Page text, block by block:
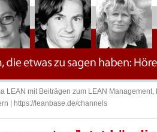
LEAN mit Beiträgen zum LEAN
| https://leanbase.de/channels